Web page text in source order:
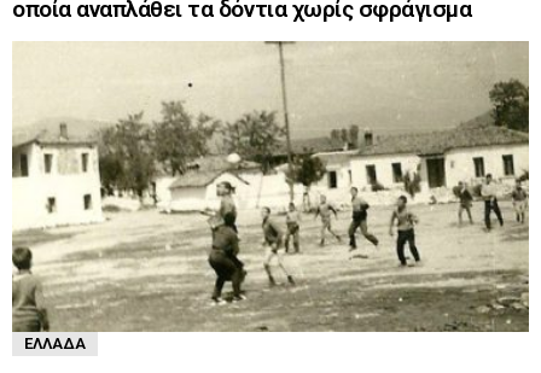
οποία αναπλάθει τα δόντια χωρίς σφράγισμα
ΕΛΛΆΔΑ